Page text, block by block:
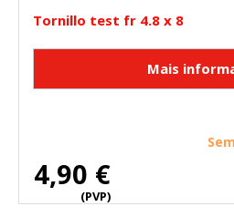
Tornillo test fr 4.8 x 8
4,90 €
(PVP)